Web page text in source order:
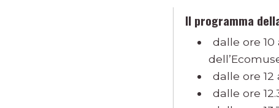
Il programma
dalle ore 10
dalle ore 12
dalle ore